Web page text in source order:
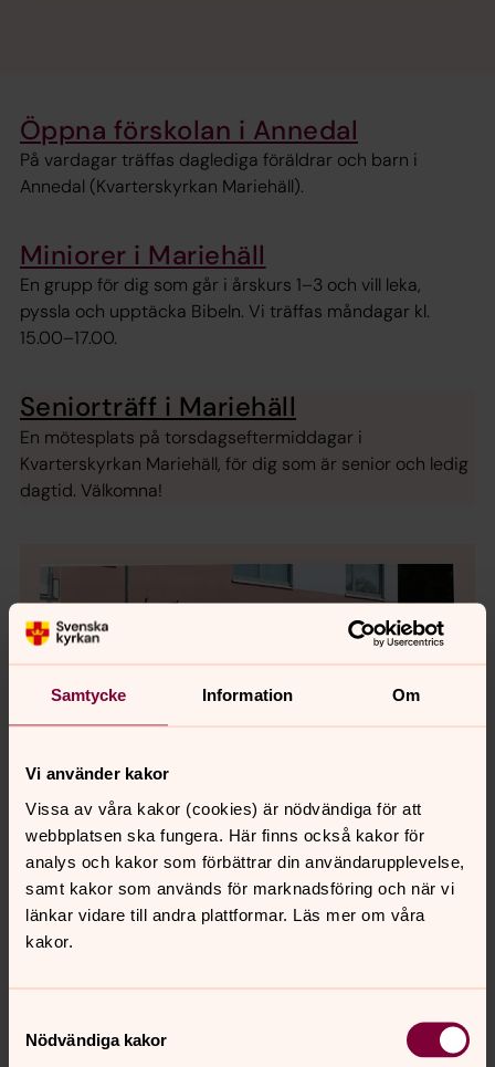
Samtycke Information Om
Vi använder kakor
Vissa av våra kakor (cookies) är nödvändiga för att
webbplatsen ska fungera. Här finns också kakor för
analys och kakor som förbättrar din användarupplevelse,
samt kakor som används för marknadsföring och när vi
länkar vidare till andra plattformar. Läs mer om våra
kakor.
Nödvändiga kakor
Öppna förskolan i Annedal
På vardagar träffas daglediga föräldrar och barn i
Annedal (Kvarterskyrkan Mariehäll).
Miniorer i Mariehäll
En grupp för dig som går i årskurs 1–3 och vill leka,
pyssla och upptäcka Bibeln. Vi träffas måndagar kl.
15.00–17.00.
Seniorträff i Mariehäll
En mötesplats på torsdagseftermiddagar i
Kvarterskyrkan Mariehäll, för dig som är senior och ledig
dagtid. Välkomna!
Bild 1 av 5Foto: Bromma församling
Kvarterskyrkans entré på Bällstavägen.
I